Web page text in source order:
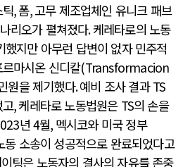
,폼,고무 제조업체인 유니크 패브
리오가 펼쳐졌다.케레타로의 노동
지만 아무런 답변이 없자 민주적
마시온 신디칼(Transformacion
원을 제기했다.예비 조사 결과TS
,케레타로 노동법원은 TS의 손을
년4월, 멕시코와 미국 정부
동 소송이 성공적으로 완료되었다고
팅은 노동자의 결사의 자유를 존중